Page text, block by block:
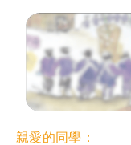
親愛的同學：